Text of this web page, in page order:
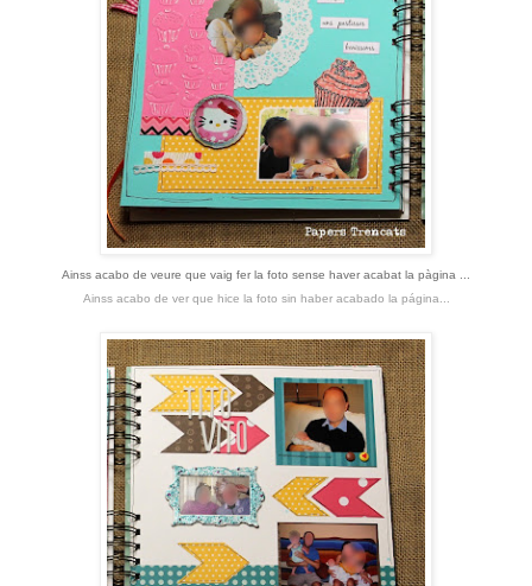
Ainss acabo de veure que vaig fer la foto sense haver acabat la pàgina ...
Ainss acabo de ver que hice la foto sin haber acabado la página...